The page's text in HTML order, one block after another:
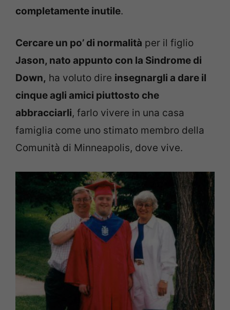
completamente inutile.
Cercare un po’ di normalità per il figlio
Jason, nato appunto con la Sindrome di
Down, ha voluto dire insegnargli a dare il
cinque agli amici piuttosto che
abbracciarli, farlo vivere in una casa
famiglia come uno stimato membro della
Comunità di Minneapolis, dove vive.